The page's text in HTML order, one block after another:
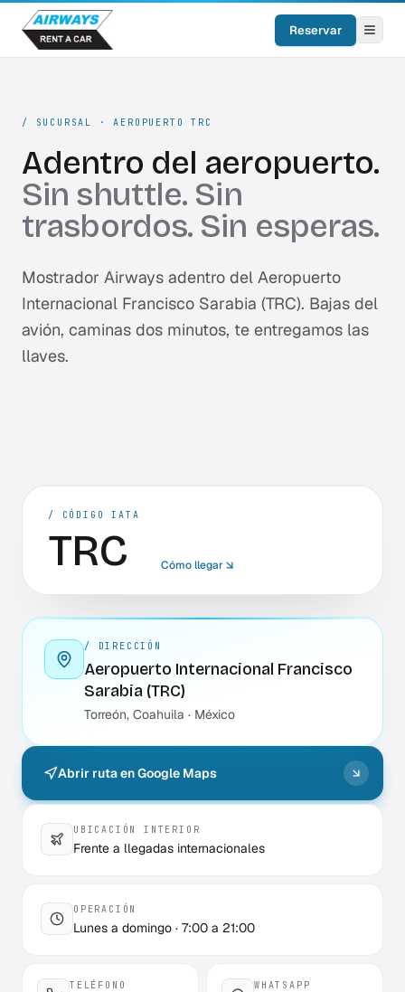
Reservar
/ SUCURSAL · AEROPUERTO TRC
Adentro del aeropuerto.
Sin shuttle. Sin
trasbordos. Sin esperas.
Mostrador Airways adentro del Aeropuerto
Internacional Francisco Sarabia (TRC). Bajas del
avión, caminas dos minutos, te entregamos las
llaves.
Adentro del aeropuerto
/ CÓDIGO IATA
TRC Cómo llegar
/ DIRECCIÓN
Aeropuerto Internacional Francisco
Sarabia (TRC)
Torreón, Coahuila · México
Abrir ruta en Google Maps
UBICACIÓN INTERIOR
Frente a llegadas internacionales
OPERACIÓN
Lunes a domingo · 7:00 a 21:00
TELÉFONO WHATSAPP